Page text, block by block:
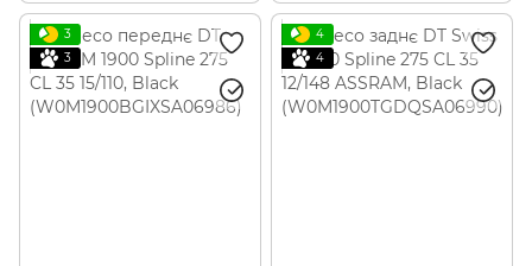
3
3
4
4